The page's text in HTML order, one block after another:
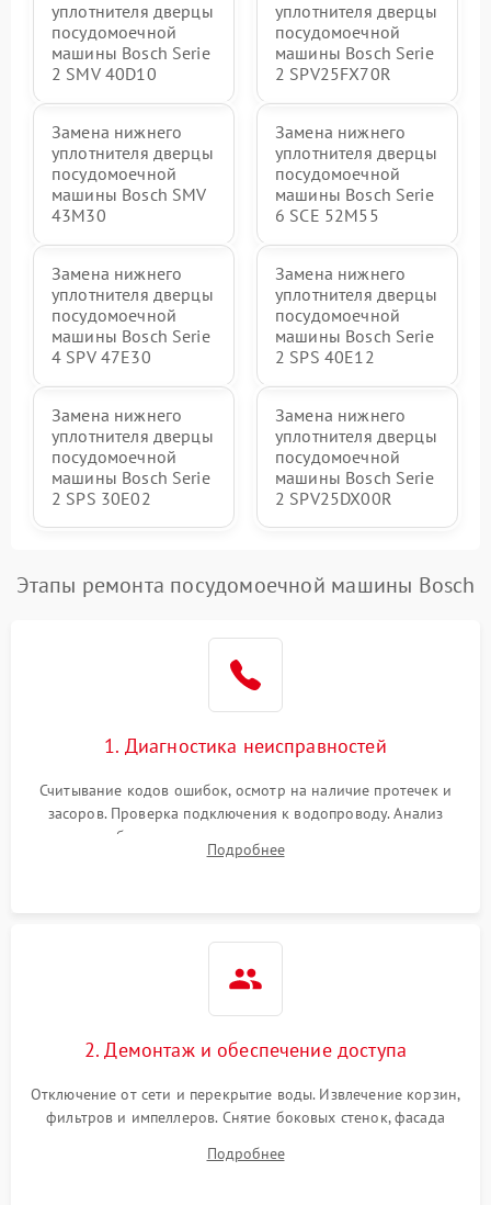
уплотнителя дверцы
посудомоечной
машины Bosch Serie
2 SMV 40D10
уплотнителя дверцы
посудомоечной
машины Bosch Serie
2 SPV25FX70R
Замена нижнего
уплотнителя дверцы
посудомоечной
машины Bosch SMV
43M30
Замена нижнего
уплотнителя дверцы
посудомоечной
машины Bosch Serie
6 SCE 52M55
Замена нижнего
уплотнителя дверцы
посудомоечной
машины Bosch Serie
4 SPV 47E30
Замена нижнего
уплотнителя дверцы
посудомоечной
машины Bosch Serie
2 SPS 40E12
Замена нижнего
уплотнителя дверцы
посудомоечной
машины Bosch Serie
2 SPS 30E02
Замена нижнего
уплотнителя дверцы
посудомоечной
машины Bosch Serie
2 SPV25DX00R
Этапы ремонта посудомоечной машины Bosch
1. Диагностика неисправностей
Считывание кодов ошибок, осмотр на наличие протечек и
засоров. Проверка подключения к водопроводу. Анализ
жалоб на отсутствие слива, нагрева, вращения
разбрызгивателей или срабатывание системы защиты
Подробнее
2. Демонтаж и обеспечение доступа
Отключение от сети и перекрытие воды. Извлечение корзин,
фильтров и импеллеров. Снятие боковых стенок, фасада
циркуляционному насосу, ТЭНу и сливной помпе.
Подробнее